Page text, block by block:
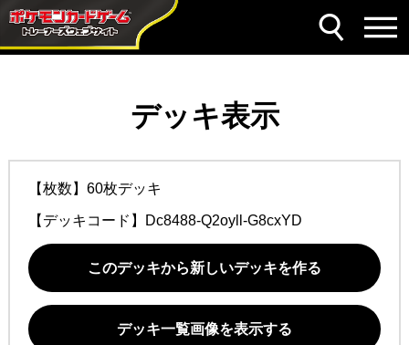
デッキ表示
【枚数】60枚デッキ
【デッキコード】 Dc8488-Q2oyll-G8cxYD
このデッキから新しいデッキを作る
デッキ一覧画像を表示する